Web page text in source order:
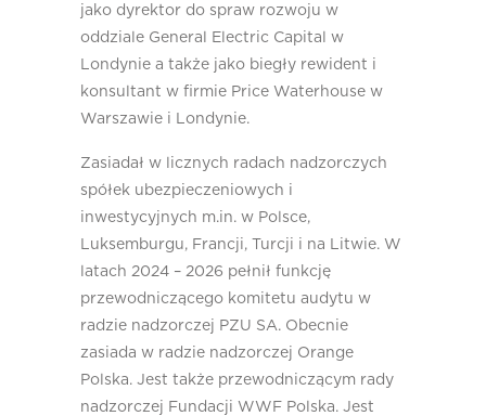
jako dyrektor do spraw rozwoju w
oddziale General Electric Capital w
Londynie a także jako biegły rewident i
konsultant w firmie Price Waterhouse w
Warszawie i Londynie.
Zasiadał w licznych radach nadzorczych
spółek ubezpieczeniowych i
inwestycyjnych m.in. w Polsce,
Luksemburgu, Francji, Turcji i na Litwie. W
latach 2024 – 2026 pełnił funkcję
przewodniczącego komitetu audytu w
radzie nadzorczej PZU SA. Obecnie
zasiada w radzie nadzorczej Orange
Polska. Jest także przewodniczącym rady
nadzorczej Fundacji WWF Polska. Jest